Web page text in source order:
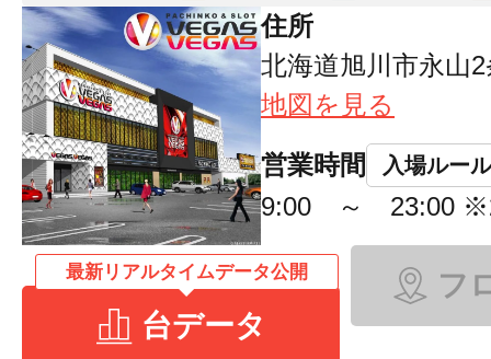
住所
北海道旭川市永山
地図を見る
営業時間 入場ルール
9:00 ～ 23:00
最新リアルタイムデータ公開
台データ
フ